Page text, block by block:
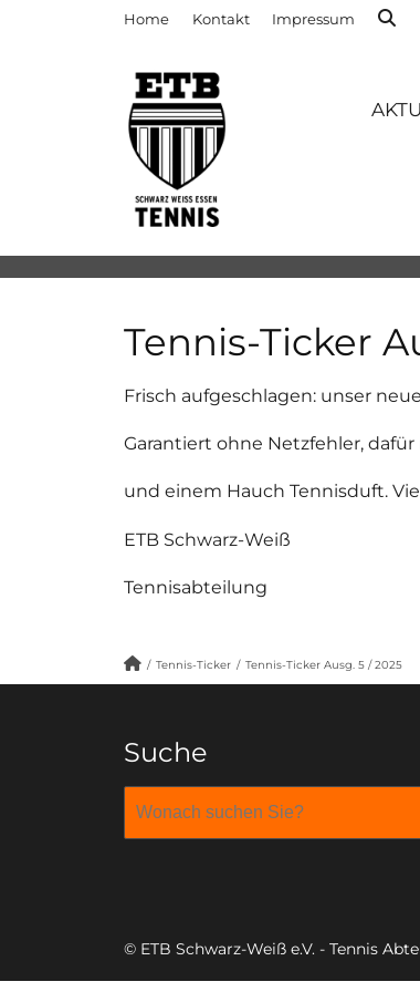
Home Kontakt Impressum
Tennis-Ticker
Frisch aufgeschlagen: unser
Garantiert ohne Netzfehler,
und einem Hauch Tennisduft.
ETB Schwarz-Weiß
Tennisabteilung
/ Tennis-Ticker / Tennis-Ticker Ausg. 5 / 2025
Suche
© ETB Schwarz-Weiß e.V. - Tennis